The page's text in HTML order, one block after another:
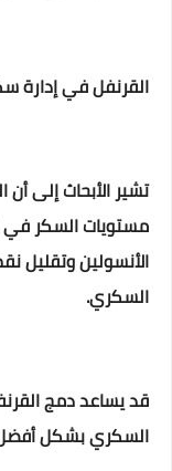
القرنفل في إدارة
تشير الأبحاث إلى
مستويات السكر في
الأنسولين وتقليل
السكري.
قد يساعد دمج
السكري بشكل